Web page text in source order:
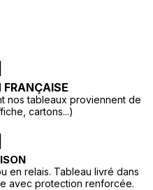
FRANÇAISE
nos tableaux proviennent de
cartons...)
en relais. Tableau livré dans
avec protection renforcée.